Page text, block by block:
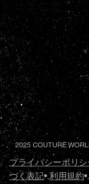
プライバシーポリ
づく表記•.利用規約•.
2025 COUTURE